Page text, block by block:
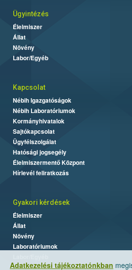
Adatkezelési tájékoztatónkban
Ügyintézés
Élelmiszer
Állat
Növény
Labor/Egyéb
Kapcsolat
Nébih Igazgatóságok
Nébih Laboratóriumok
Kormányhivatalok
Sajtókapcsolat
Ügyfélszolgálat
Hatósági jogsegély
Élelmiszermentő Központ
Hírlevél feliratkozás
Gyakori kérdések
Élelmiszer
Állat
Növény
Laboratóriumok